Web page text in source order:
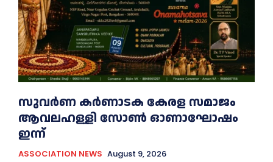
സുവർണ കർണാടക കേരള സമാജം
ആവലഹള്ളി സോണ്‍ ഓണാഘോഷം
ഇന്ന്
ASSOCIATION NEWS August 9, 2026